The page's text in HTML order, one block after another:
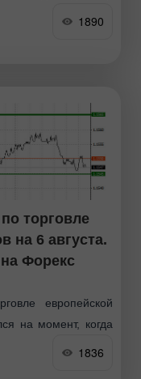
отметки, что
пары. По этой
1890
торговле
на 6 августа.
Форекс
европейской
на момент, когда
вверх от
правильной
1836